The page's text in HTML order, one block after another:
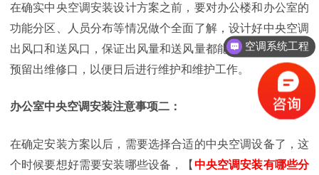
在确实中央空调安装设计方案之前，要对办公楼和办公室的
功能分区、人员分布等情况做个全面了解，设计好中央空调
出风口和送风口，保证出风量和送风量都能达到标准，还要
预留出维修口，以便日后进行维护和维护工作。
办公室中央空调安装注意事项二：
在确定安装方案以后，需要选择合适的中央空调设备了，这
个时候要想好需要安装哪些设备，【 中央空调安装有哪些分
空调系统工程